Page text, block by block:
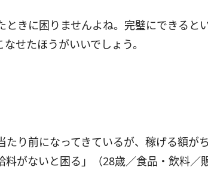
きに困りませんよね。完璧にできると
せたほうがいいでしょう。
たり前になってきているが、稼げる額が
がないと困る」（28歳／食品・飲料／